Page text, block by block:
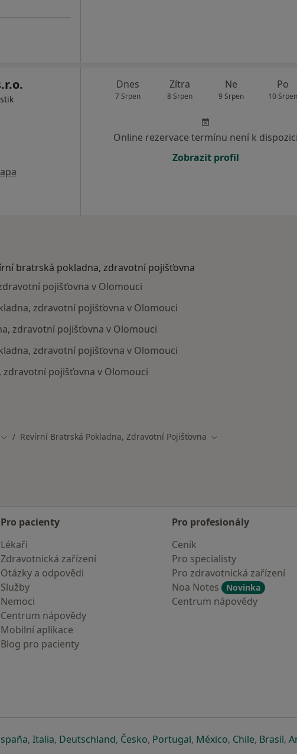
Dnes
7 Srpen
Zítra
8 Srpen
Ne
9 Srpen
Po
10 Srpen
Online rezervace termínu není k dispozici
Zobrazit profil
bratrská pokladna, zdravotní pojišťovna
pojišťovna v Olomouci
zdravotní pojišťovna v Olomouci
zdravotní pojišťovna v Olomouci
zdravotní pojišťovna v Olomouci
pojišťovna v Olomouci
Změna města
Revírní Bratrská Pokladna, Zdravotní Pojišťovna Změna města
Pro pacienty
Lékaři
Zdravotnická zařízení
Otázky a odpovědi
Služby
Nemoci
Centrum nápovědy
Mobilní aplikace
Blog pro pacienty
Pro profesionály
Ceník
Pro specialisty
Pro zdravotnická zařízení
Noa Notes
Novinka
Centrum nápovědy
záložce
otevře v nové záložce
se otevře v nové záložce
, Italiase otevře v nové záložce
, Deutschlandse otevře v nové záložce
, Českose otevře v nové záložce
, Portugalse otevře v nové
, Méxicose otevře v
, Chilese otevře
, Brasilse
,